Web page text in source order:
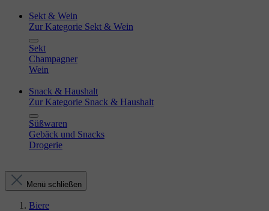
Sekt & Wein
Zur Kategorie Sekt & Wein
Sekt
Champagner
Wein
Snack & Haushalt
Zur Kategorie Snack & Haushalt
Süßwaren
Gebäck und Snacks
Drogerie
Menü schließen
Biere